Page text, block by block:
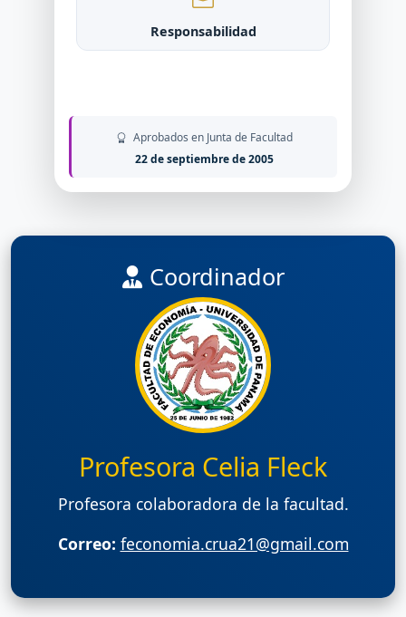
Responsabilidad
Aprobados en Junta de Facultad
22 de septiembre de 2005
Coordinador
Profesora Celia Fleck
Profesora colaboradora de la facultad.
Correo: feconomia.crua21@gmail.com